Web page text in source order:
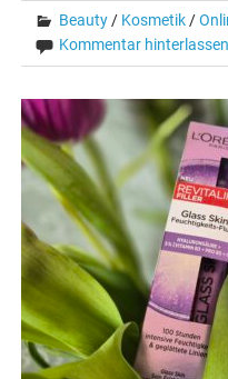
Beauty / Kosmetik /
Kommentar hinterlassen